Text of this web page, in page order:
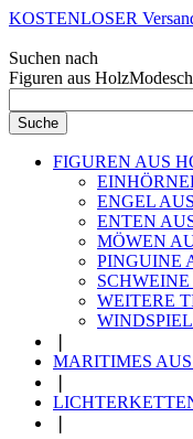
KOSTENLOSER
Suchen nach
Figuren aus Holz
Suche
FIGUREN AUS
ENGEL
ENTEN
MÖWEN
PINGUINE
WEITERE
MARITIMES